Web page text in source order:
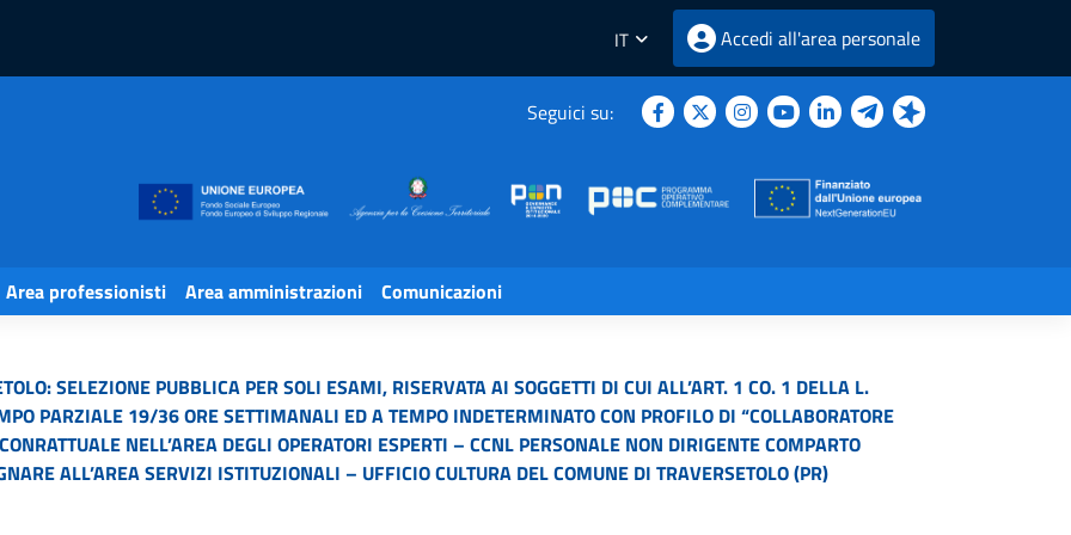
IT Accedi all'area personale
Seguici su:
Area professionisti Area amministrazioni Comunicazioni
SELEZIONE PUBBLICA PER SOLI ESAMI, RISERVATA AI SOGGETTI DI CUI ALL’ART. 1 CO. 1 DELLA L.
PARZIALE 19/36 ORE SETTIMANALI ED A TEMPO INDETERMINATO CON PROFILO DI “COLLABORATORE
NELL’AREA DEGLI OPERATORI ESPERTI – CCNL PERSONALE NON DIRIGENTE COMPARTO
ALL’AREA SERVIZI ISTITUZIONALI – UFFICIO CULTURA DEL COMUNE DI TRAVERSETOLO (PR)